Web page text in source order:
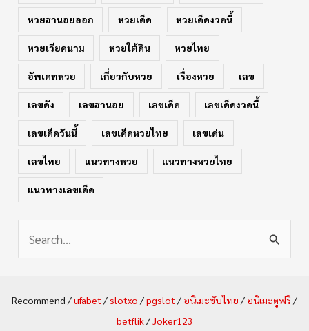
หวยฮานอยออก หวยเด็ด หวยเด็ดงวดนี้
หวยเวียดนาม หวยใต้ดิน หวยไทย
อัพเดทหวย เกี่ยวกับหวย เรื่องหวย เลข
เลขดัง เลขฮานอย เลขเด็ด เลขเด็ดงวดนี้
เลขเด็ดวันนี้ เลขเด็ดหวยไทย เลขเด่น
เลขไทย แนวทางหวย แนวทางหวยไทย
แนวทางเลขเด็ด
Recommend /ufabet /slotxo /pgslot / อนิเมะซับไทย / อนิเมะดูฟรี/
betflik/Joker123